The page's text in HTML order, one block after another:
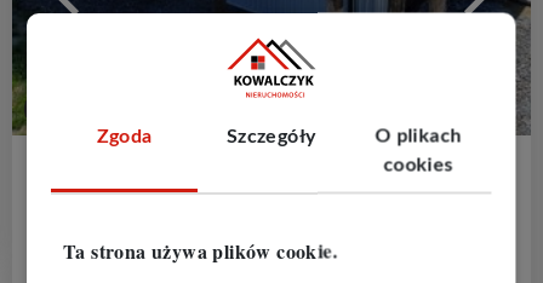
Zgoda Szczegóły
O plikach
cookies
Ta strona używa plików cookie.
Dom na sprzedaż
6 pokoi
0 m 0,00 zł/m2